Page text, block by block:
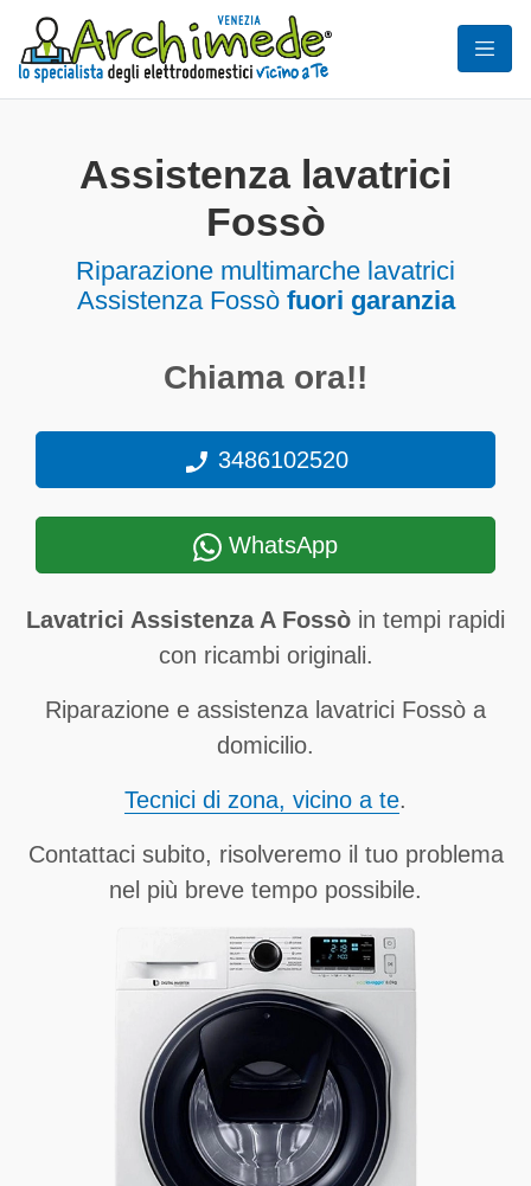
Assistenza lavatrici
Fossò
Riparazione multimarche lavatrici
Assistenza Fossò fuori garanzia
Chiama ora!!
3486102520
WhatsApp
Lavatrici Assistenza A Fossò in tempi rapidi
con ricambi originali.
Riparazione e assistenza lavatrici Fossò a
domicilio.
Tecnici di zona, vicino a te.
Contattaci subito, risolveremo il tuo problema
nel più breve tempo possibile.